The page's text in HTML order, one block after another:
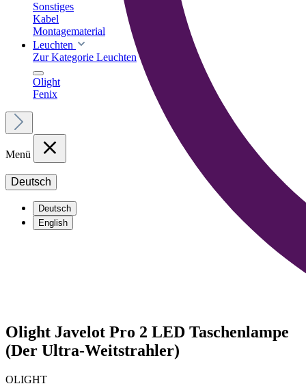
Sonstiges
Kabel
Montagematerial
Leuchten
Zur Kategorie Leuchten
Olight
Fenix
Menü
Deutsch
Deutsch
English
Olight Javelot Pro 2 LED Taschenlampe
(Der Ultra-Weitstrahler)
OLIGHT